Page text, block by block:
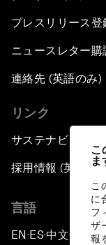
こ
ま
こ
に
フ
ザ
報
プレスリリース登
ニュースレター購
連絡先 (英語のみ)
リンク
サステナビリティ
採用情報 (英語の
言語
EN ▪ ES▪中文▪ 日本語